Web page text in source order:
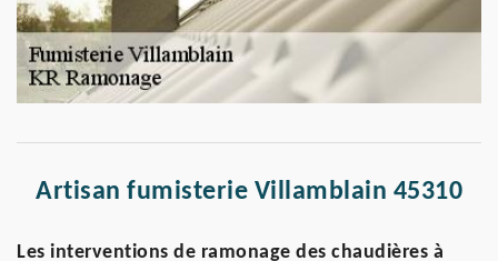
Artisan fumisterie Villamblain 45310
Les interventions de ramonage des chaudières à